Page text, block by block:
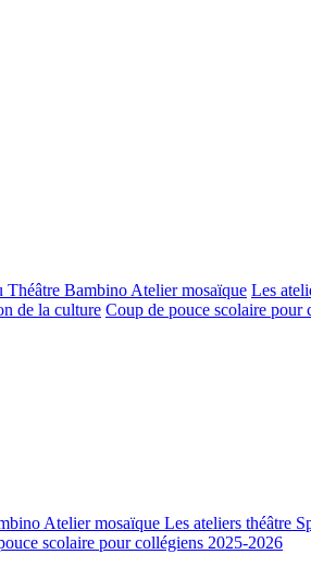
Théâtre Bambino Atelier mosaïque Les
de la culture Coup de pouce scolaire pour
Atelier mosaïque Les ateliers théâtre
scolaire pour collégiens 2025-2026